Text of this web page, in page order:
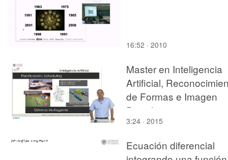
16:52 · 2010
Master en Inteligencia
Artificial,
de Formas e Imagen
Digital
3:24 · 2015
Ecuación diferencial